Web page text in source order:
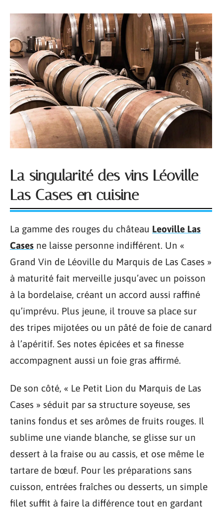
La singularité des vins Léoville
Las Cases en cuisine
La gamme des rouges du château Leoville Las
Cases ne laisse personne indifférent. Un «
Grand Vin de Léoville du Marquis de Las Cases »
à maturité fait merveille jusqu’avec un poisson
à la bordelaise, créant un accord aussi raffiné
qu’imprévu. Plus jeune, il trouve sa place sur
des tripes mijotées ou un pâté de foie de canard
à l’apéritif. Ses notes épicées et sa finesse
accompagnent aussi un foie gras affirmé.
De son côté, « Le Petit Lion du Marquis de Las
Cases » séduit par sa structure soyeuse, ses
tanins fondus et ses arômes de fruits rouges. Il
sublime une viande blanche, se glisse sur un
dessert à la fraise ou au cassis, et ose même le
tartare de bœuf. Pour les préparations sans
cuisson, entrées fraîches ou desserts, un simple
filet suffit à faire la différence tout en gardant